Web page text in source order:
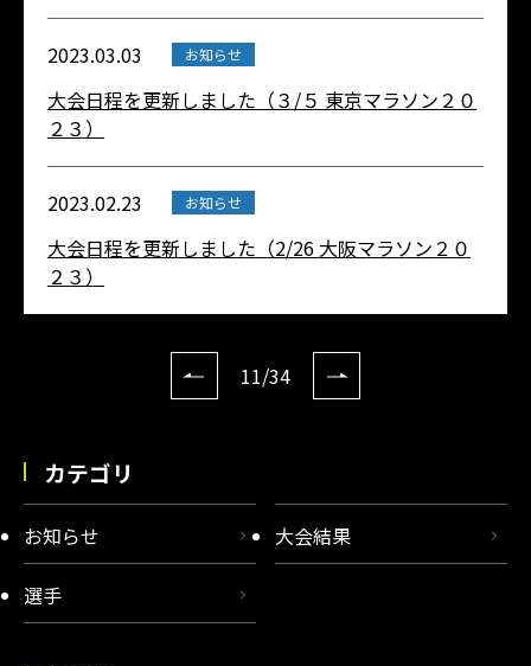
2023.03.03 お知らせ
大会日程を更新しました（３/５ 東京マラソン２０
２３）
2023.02.23 お知らせ
大会日程を更新しました（2/26 大阪マラソン２０
２３）
11/34
カテゴリ
お知らせ 大会結果
選手